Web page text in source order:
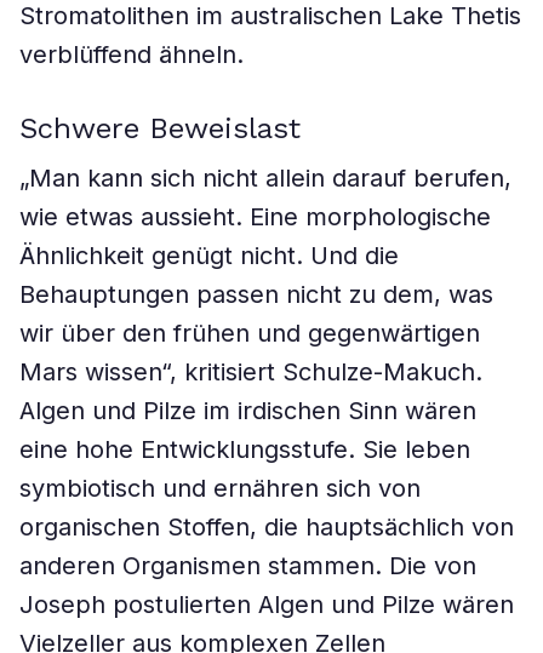
Stromatolithen im australischen Lake Thetis
verblüffend ähneln.
Schwere Beweislast
„Man kann sich nicht allein darauf berufen,
wie etwas aussieht. Eine morphologische
Ähnlichkeit genügt nicht. Und die
Behauptungen passen nicht zu dem, was
wir über den frühen und gegenwärtigen
Mars wissen“, kritisiert Schulze-Makuch.
Algen und Pilze im irdischen Sinn wären
eine hohe Entwicklungsstufe. Sie leben
symbiotisch und ernähren sich von
organischen Stoffen, die hauptsächlich von
anderen Organismen stammen. Die von
Joseph postulierten Algen und Pilze wären
Vielzeller aus komplexen Zellen